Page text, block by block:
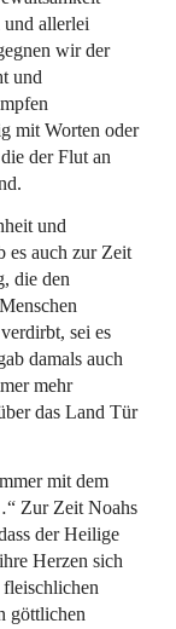
und allerlei
wir der
und
mit Worten oder
der Flut an
und
es auch zur Zeit
die den
sei es
damals auch
mehr
das Land Tür
mit dem
Zur Zeit Noahs
der Heilige
Herzen sich
fleischlichen
göttlichen